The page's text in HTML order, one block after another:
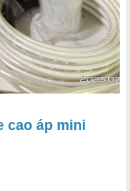
cao áp mini